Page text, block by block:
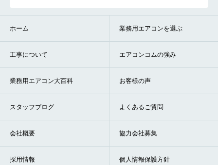
ホーム 業務用エアコンを選ぶ
工事について エアコンコムの強み
業務用エアコン大百科 お客様の声
スタッフブログ よくあるご質問
会社概要 協力会社募集
採用情報 個人情報保護方針